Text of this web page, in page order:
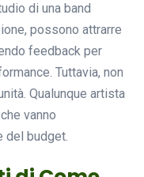
di una band
possono attrarre
feedback per
Tuttavia, non
Qualunque artista
vanno
del budget.